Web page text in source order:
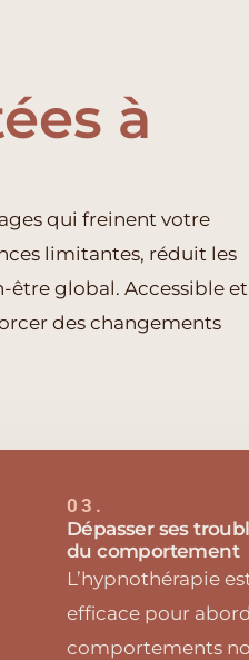
à
qui freinent votre
limitantes, réduit les
être global. Accessible et
des changements
03.
Dépasser ses
du comportement
L’hypnothérapie
efficace pour
comportements